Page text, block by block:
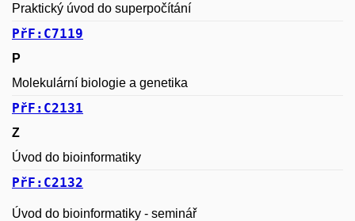
Praktický úvod do superpočítání
PřF:C7119
P
Molekulární biologie a genetika
PřF:C2131
Z
Úvod do bioinformatiky
PřF:C2132
Úvod do bioinformatiky - seminář